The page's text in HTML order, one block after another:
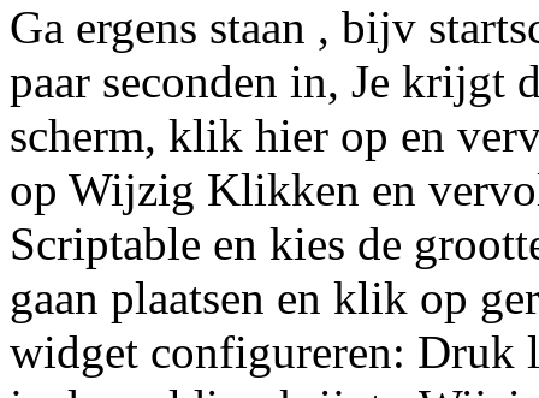
Ga ergens staan , bijv
paar seconden in, Je krijgt
scherm, klik hier op en
op Wijzig Klikken en
Scriptable en kies de
gaan plaatsen en klik op
widget configureren: Druk